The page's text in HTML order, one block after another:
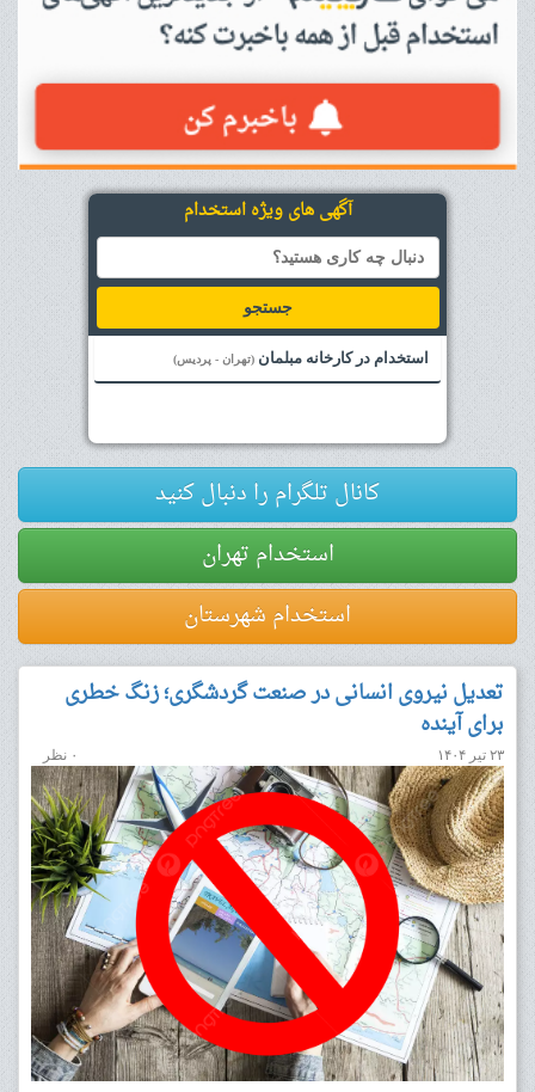
آگهی های ویژه استخدام
جستجو
استخدام در کارخانه مبلمان (تهران - پردیس)
کانال تلگرام را دنبال کنید
استخدام تهران
استخدام شهرستان
تعدیل نیروی انسانی در صنعت گردشگری؛ زنگ خطری
برای آینده
۲۳ تیر ۱۴۰۴ ۰ نظر